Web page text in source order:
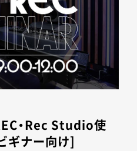
・Rec Studio使
ギナー向け]